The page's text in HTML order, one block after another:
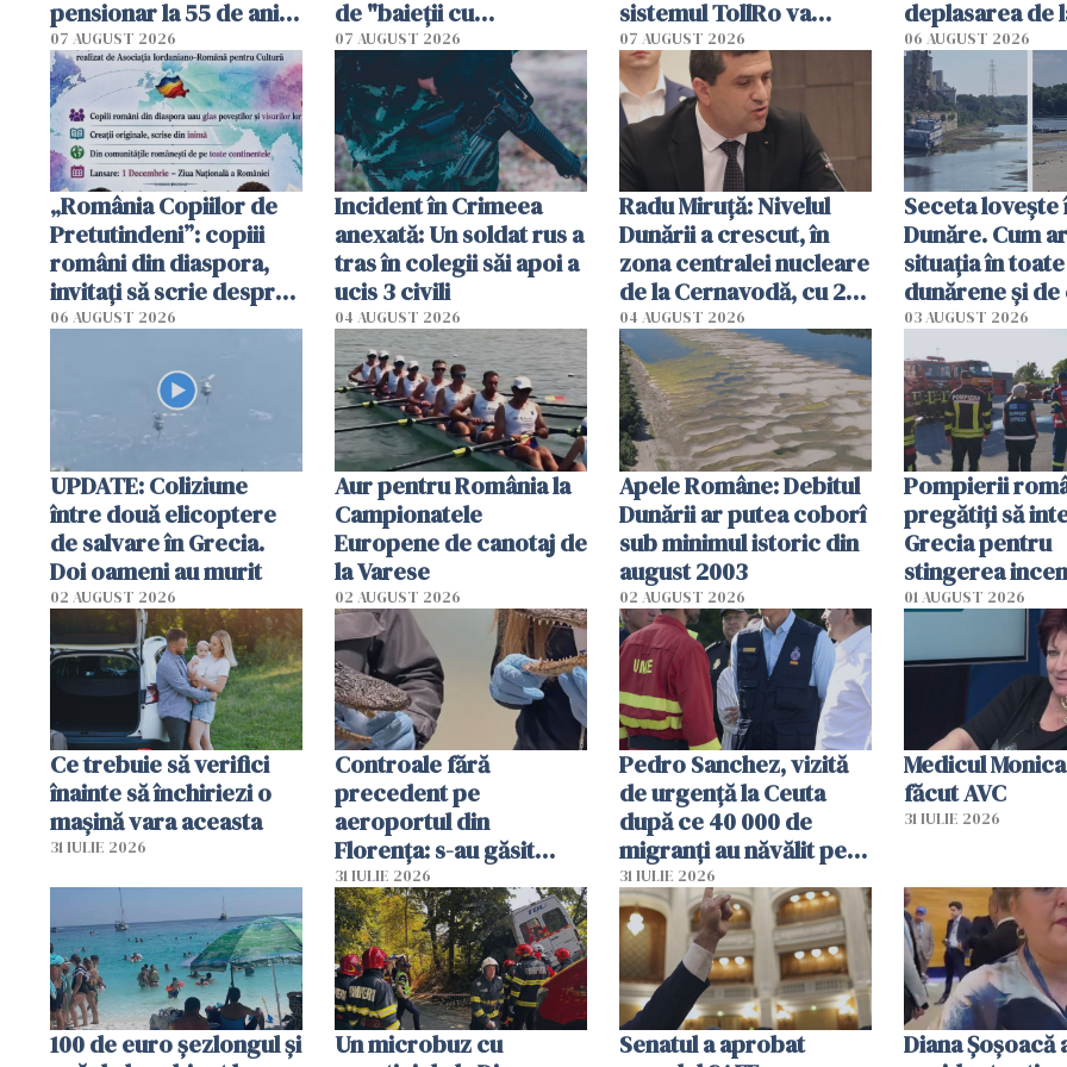
pensionar la 55 de ani.
Poliția l-a identificat
07 AUGUST 2026
de "baieții cu
platforme": "Mi-au
cerut 1200 lei să mă
tracteze"
07 AUGUST 2026
sistemul TollRo va
începe la 1 octombrie
07 AUGUST 2026
deplasarea de
06 AUGUST 2026
„România Copiilor de
Pretutindeni”: copiii
români din diaspora,
invitați să scrie despre
România într-un volum
06 AUGUST 2026
Incident în Crimeea
anexată: Un soldat rus a
tras în colegii săi apoi a
ucis 3 civili
04 AUGUST 2026
Radu Miruţă: Nivelul
Dunării a crescut, în
zona centralei nucleare
de la Cernavodă, cu 2
cm faţă de ziua trecută
04 AUGUST 2026
Seceta
Dunăre. Cum
situația în
dunărene și de
România
efectele, deși a
în iulie
03 AUGUST 2026
UPDATE: Coliziune
între două elicoptere
de salvare în Grecia.
Doi oameni au murit
02 AUGUST 2026
Aur pentru România la
Campionatele
Europene de canotaj de
la Varese
02 AUGUST 2026
Apele Române: Debitul
Dunării ar putea coborî
sub minimul istoric din
august 2003
02 AUGUST 2026
Pompierii
pregătiţi să
Grecia pentru
stingerea
01 AUGUST 2026
Ce trebuie să verifici
înainte să închiriezi o
mașină vara aceasta
31 IULIE 2026
Controale fără
precedent pe
aeroportul din
Florența: s-au găsit
capete de aligator și o
sumă imensă de bani
31 IULIE 2026
Pedro Sanchez, vizită
de urgență la Ceuta
după ce 40 000 de
migranți au năvălit pe
teritoriul spaniol: „Vom
mobiliza toate
resursele"
31 IULIE 2026
Medicul
făcut AVC
31 IULIE 2026
100 de euro șezlongul și
Un microbuz cu
Senatul a aprobat
Diana Șoșoacă